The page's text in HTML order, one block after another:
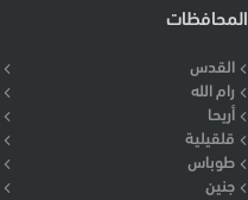
المحافظات
القدس
رام الله
أريحا
قلقيلية
طوباس
جنين